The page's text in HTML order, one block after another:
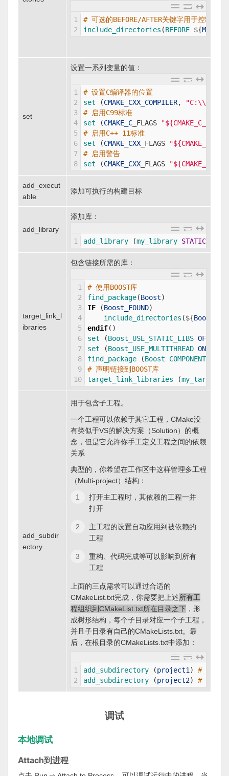
1
2
# 可选的BEFORE/AFTER关键字用于控制搜索
include_directories (BEFORE ${
set
设置一系列变量的值：
1
2
3
4
5
6
7
8
# 设置C编译器的位置
set
(CMAKE_CXX_COMPILER,
# 启用C99标准
set
(CMAKE_C FLAGS
# 启用C++ 11标准
set
(CMAKE_CXX FLAGS
# 启用警告
set
(CMAKE_CXX FLAGS
add_execut
able
添加可执行的构建目标
add_library
添加库：
1 add_library (my_library STATIC
target_link_l
ibraries
包含链接所需的库：
1
2
3
4
5
6
7
8
9
10
# 使用BOOST库
find_package(Boost)
IF
(Boost_FOUND)
include_directories (${
endif( )
set
(Boost_USE_STATIC_LIBS OFF
set
(Boost_USE_MULTITHREAD ON
find_package
(Boost COMPONENTS
# 声明链接到BOOST库
target_link_libraries
(my_target
add_subdir
ectory
用于包含子工程。
一个工程可以依赖于其它工程，CMake没
有类似于VS的解决方案（Solution）的概
念，但是它允许你手工定义工程之间的依赖
关系
典型的，你希望在工作区中这样管理多工程
（Multi-project）结构：
打开主工程时，其依赖的工程一并
打开
主工程的设置自动应用到被依赖的
工程
重构、代码完成等可以影响到所有
工程
上面的三点需求可以通过合适的
CMakeList.txt完成，你需要把上述所有工
程组织到CMakeList.txt所在目录之下 ，形
成树形结构，每个子目录对应一个子工程，
并且子目录有自己的CMakeLists.txt。最
后，在根目录的CMakeLists.txt中添加：
1
2
add_subdirectory (project1 )
# 把
add_subdirectory
(project2) # 把
调试
本地调试
Attach到进程